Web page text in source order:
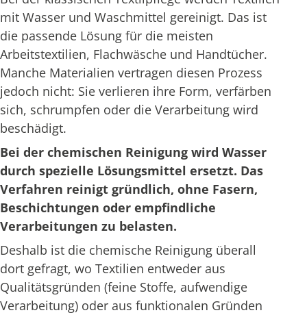
mit Wasser und Waschmittel gereinigt. Das ist
die passende Lösung für die meisten
Arbeitstextilien, Flachwäsche und Handtücher.
Manche Materialien vertragen diesen Prozess
jedoch nicht: Sie verlieren ihre Form, verfärben
sich, schrumpfen oder die Verarbeitung wird
beschädigt.
Bei der chemischen Reinigung wird Wasser
durch spezielle Lösungsmittel ersetzt. Das
Verfahren reinigt gründlich, ohne Fasern,
Beschichtungen oder empfindliche
Verarbeitungen zu belasten.
Deshalb ist die chemische Reinigung überall
dort gefragt, wo Textilien entweder aus
Qualitätsgründen (feine Stoffe, aufwendige
Verarbeitung) oder aus funktionalen Gründen